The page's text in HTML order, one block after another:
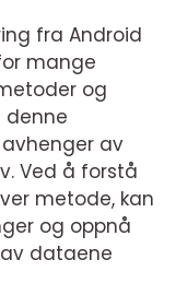
fra Android
mange
og
denne
av
Ved å forstå
metode, kan
og oppnå
dataene